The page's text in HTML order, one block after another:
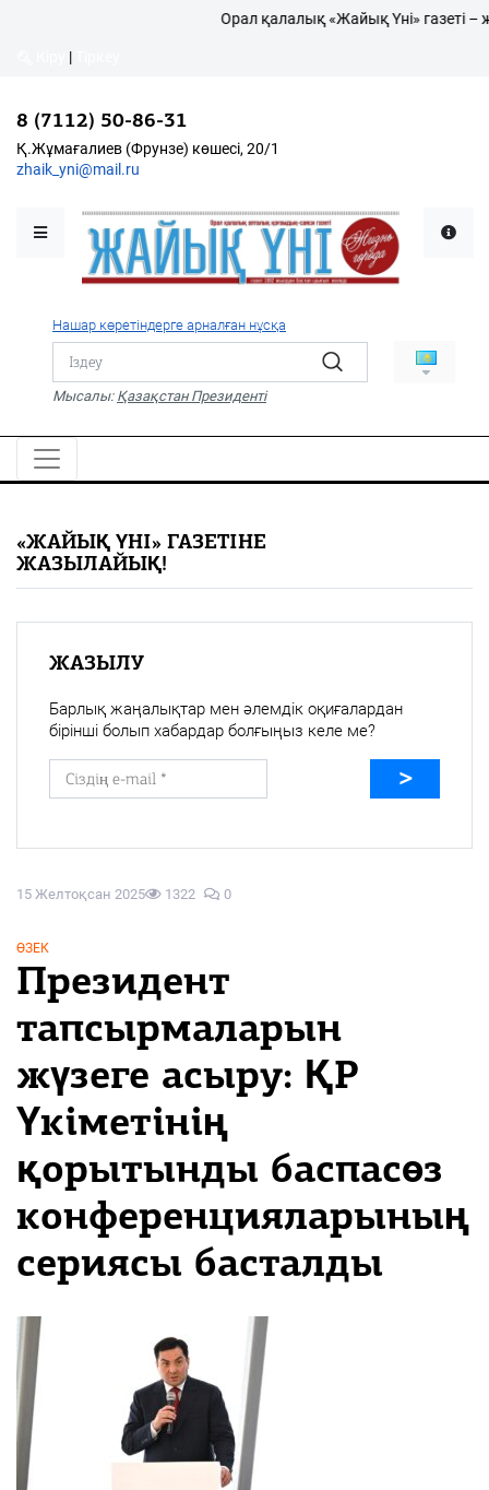
Қалалықтар қаперіне
Қоғам
Дені сау ұлт
Спорт
Жалын
PDF
«Жайық үні» — 33 жыл
Каталог
Қ.Жұмағалиев (Фрунзе)
Орал қалалық «Жайық Үні» газеті –
|
8 (7112) 50-86-31
Қ.Жұмағалиев (Фрунзе) көшесі, 20/1
zhaik_yni@mail.ru
Нашар көретіндерге арналған нұсқа
Мысалы: Қазақстан Президенті
15 Желтоқсан 2025 1322 0
ӨЗЕК
Президент
тапсырмаларын
жүзеге асыру: ҚР
Үкіметінің
қорытынды баспасөз
конференцияларының
сериясы басталды
«ЖАЙЫҚ ҮНІ» ГАЗЕТІНЕ
ЖАЗЫЛАЙЫҚ!
ЖАЗЫЛУ
Барлық жаңалықтар мен әлемдік оқиғалардан
бірінші болып хабардар болғыңыз келе ме?